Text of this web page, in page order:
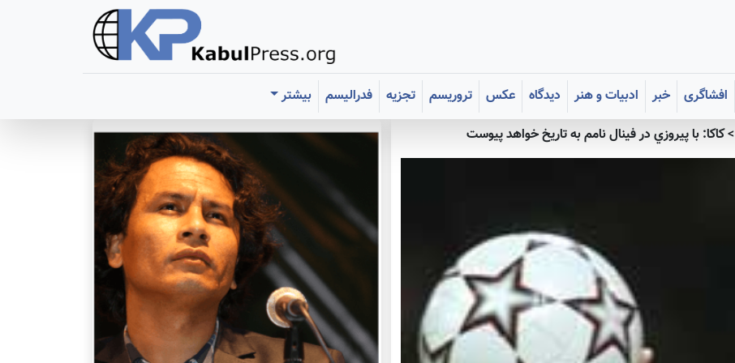
افشاگری خبر ادبیات و هنر دیدگاه عکس تروریسم تجزیه فدرالیسم
بیشتر
>كاكا: با پيروزي در فينال نامم به تاريخ خواهد پيوست